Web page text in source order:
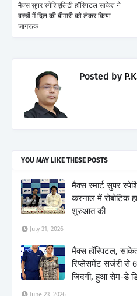
मैक्स सुपर स्पेशिएलिटी हॉस्पिटल साकेत ने
बच्चों में दिल की बीमारी को लेकर किया
जागरूक
Posted by
YOU MAY LIKE THESE POSTS
मैक्स स्मार्ट सुपर
करनाल में रोबोटिक
शुरुआत की
July 31, 2026
मैक्स हॉस्पिटल,
रिप्लेसमेंट सर्जरी से
जिंदगी, हुआ सेम-डे